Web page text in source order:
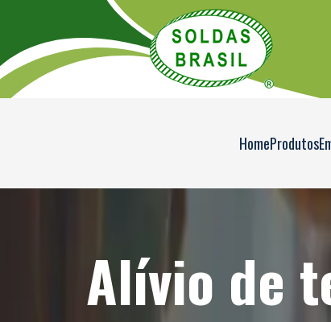
HomeProdutos
Alívio de